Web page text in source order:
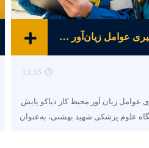
شناسایی و اندازه‌گیری عوامل زیان‌آور محیط کار
13:35
عوامل زیان آور محیط کار دیاکو پایش
علوم پزشکی شهید بهشتی، به‌عنوان